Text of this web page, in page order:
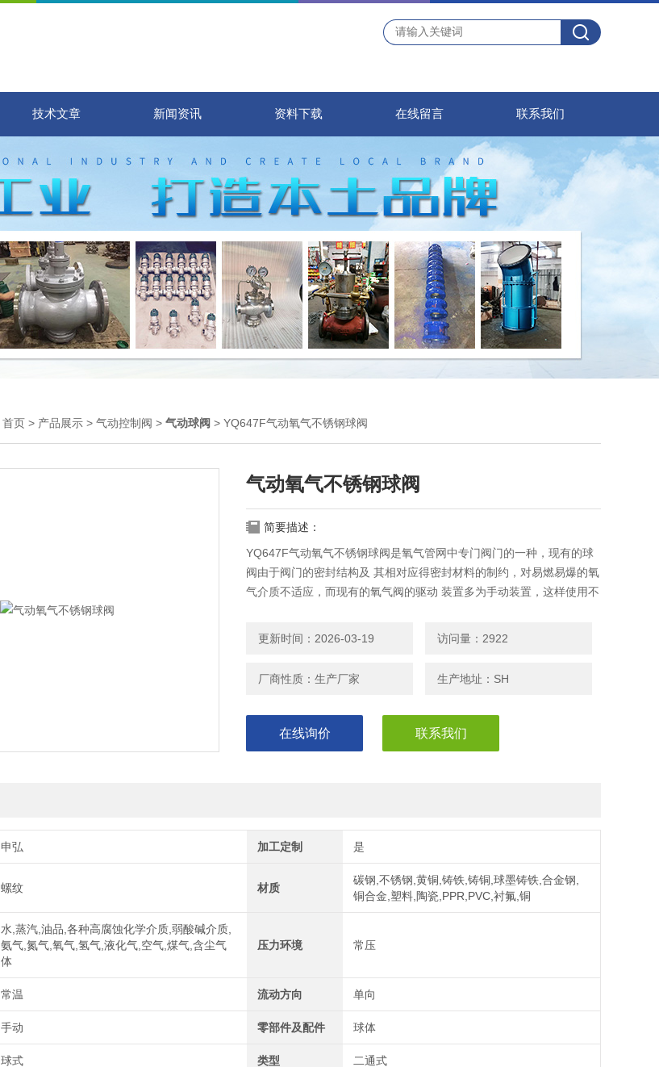
技术文章 新闻资讯 资料下载 在线留言 联系我们
首页 > 产品展示 > 气动控制阀 > 气动球阀 > YQ647F气动氧气不锈钢球阀
气动氧气不锈钢球阀
简要描述：
YQ647F气动氧气不锈钢球阀是氧气管网中专门阀门的一种，现有的球
阀由于阀门的密封结构及 其相对应得密封材料的制约，对易燃易爆的氧
气介质不适应，而现有的氧气阀的驱动 装置多为手动装置，这样使用不
更新时间：2026-03-19 访问量：2922
厂商性质：生产厂家 生产地址：SH
在线询价 联系我们
申弘 加工定制 是
螺纹 材质
碳钢,不锈钢,黄铜,铸铁,铸铜,球墨铸铁,合金钢,
铜合金,塑料,陶瓷,PPR,PVC,衬氟,铜
水,蒸汽,油品,各种高腐蚀化学介质,弱酸碱介质,
氨气,氮气,氧气,氢气,液化气,空气,煤气,含尘气
体
压力环境 常压
常温 流动方向 单向
手动 零部件及配件 球体
球式 类型 二通式